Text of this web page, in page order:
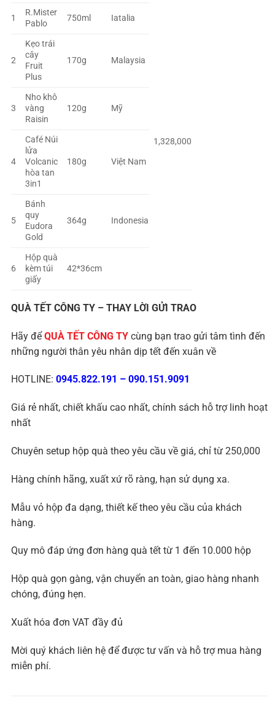
1,328,000
1
R.Mister
Pablo
750ml Iatalia
2
Kẹo trái
cây
Fruit
Plus
170g Malaysia
3
Nho khô
vàng
Raisin
120g Mỹ
4
Café Núi
lửa
Volcanic
hòa tan
3in1
180g Việt Nam
5
Bánh
quy
Eudora
Gold
364g Indonesia
6
Hộp quà
kèm túi
giấy
42*36cm
QUÀ TẾT CÔNG TY – THAY LỜI GỬI TRAO
Hãy đểQUÀ TẾT CÔNG TY cùng bạn trao gửi tâm tình đến
những người thân yêu nhân dịp tết đến xuân về
HOTLINE: 0945.822.191 – 090.151.9091
Giá rẻ nhất, chiết khấu cao nhất, chính sách hỗ trợ linh hoạt
nhất
Chuyên setup hộp quà theo yêu cầu về giá, chỉ từ 250,000
Hàng chính hãng, xuất xứ rõ ràng, hạn sử dụng xa.
Mẫu vỏ hộp đa dạng, thiết kế theo yêu cầu của khách
hàng.
Quy mô đáp ứng đơn hàng quà tết từ 1 đến 10.000 hộp
Hộp quà gọn gàng, vận chuyển an toàn, giao hàng nhanh
chóng, đúng hẹn.
Xuất hóa đơn VAT đầy đủ
Mời quý khách liên hệ để được tư vấn và hỗ trợ mua hàng
miễn phí.